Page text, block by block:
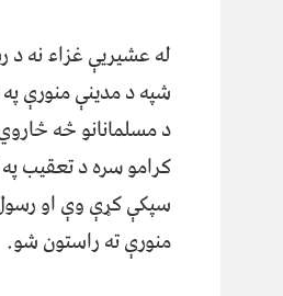
له عشیریې غزاء نه
شپه د مدینې منورې
د مسلمانانو څه
کرامو سره د تعقیب
سپکې کړې وې او رسول
منورې ته راستون شو.